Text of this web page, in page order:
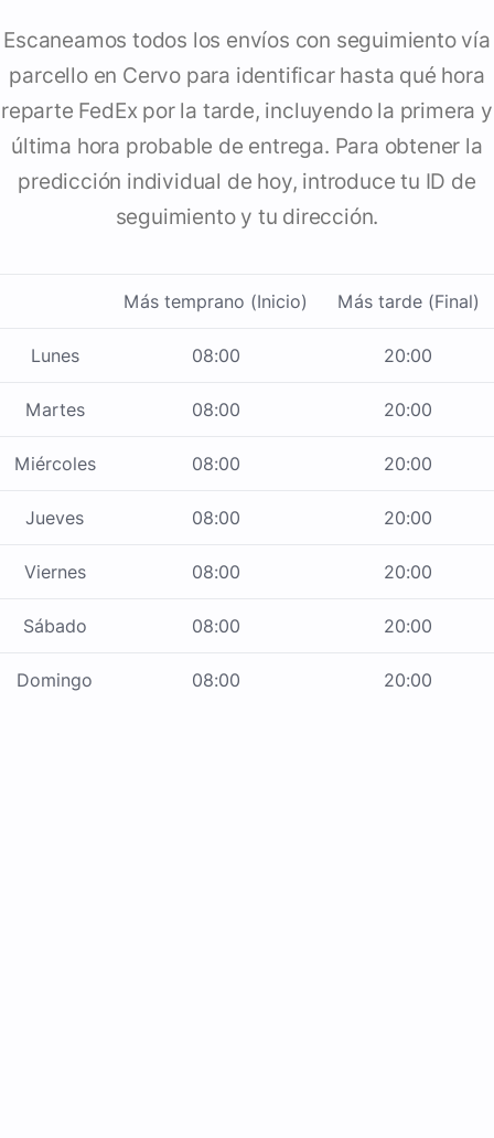
Escaneamos todos los envíos con seguimiento vía
parcello en Cervo para identificar hasta qué hora
reparte FedEx por la tarde, incluyendo la primera y
última hora probable de entrega. Para obtener la
predicción individual de hoy, introduce tu ID de
seguimiento y tu dirección.
Más temprano (Inicio) Más tarde (Final)
Lunes 08:00 20:00
Martes 08:00 20:00
Miércoles 08:00 20:00
Jueves 08:00 20:00
Viernes 08:00 20:00
Sábado 08:00 20:00
Domingo 08:00 20:00